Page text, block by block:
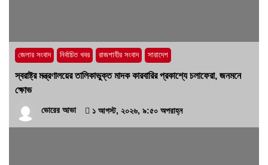
জেলার সংবাদ নির্বাচিত খবর রাজশাহীর সংবাদ সারাদেশ
স্বরাষ্ট্র মন্ত্রণালয়ের তালিকাভুক্ত মাদক কারবারির প্রকাশ্যে চলাফেরা, জনমনে
ক্ষোভ
ভোরের আভা ১ আগস্ট, ২০২৬, ৯:৫০ অপরাহ্ন